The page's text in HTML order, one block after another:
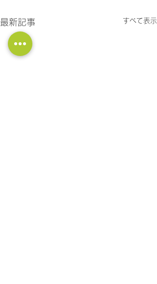
最新記事 すべて表示